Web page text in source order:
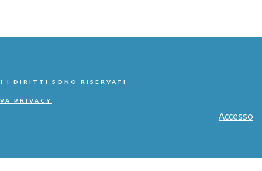
I DIRITTI SONO RISERVATI
PRIVACY
Accesso